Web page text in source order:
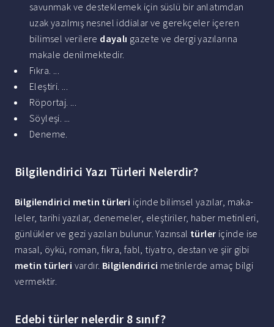
savunmak ve desteklemek için süslü bir anlatımdan
uzak yazılmış nesnel iddialar ve gerekçeler içeren
bilimsel verilere dayalı gazete ve dergi yazılarına
makale denilmektedir.
Fıkra. ...
Eleştiri. ...
Röportaj. ...
Söyleşi. ...
Deneme.
Bilgilendirici Yazı Türleri Nelerdir?
Bilgilendirici metin türleri içinde bilimsel yazılar, maka-
leler, tarihi yazılar, denemeler, eleştiriler, haber metinleri,
günlükler ve gezi yazıları bulunur. Yazınsal türler içinde ise
masal, öykü, roman, fıkra, fabl, tiyatro, destan ve şiir gibi
metin türleri vardır. Bilgilendirici metinlerde amaç bilgi
vermektir.
Edebi türler nelerdir 8 sınıf?